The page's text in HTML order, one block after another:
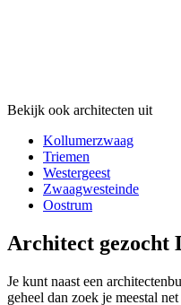
Bekijk ook architecten uit
Kollumerzwaag
Triemen
Westergeest
Zwaagwesteinde
Oostrum
Architect gezocht
Je kunt naast een
geheel dan zoek je meestal